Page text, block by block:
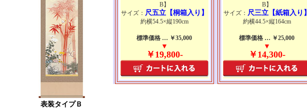
表装タイプＢ
B】
サイズ： 尺五立【桐箱入り】
約横54.5×縦190cm
標準価格 … ￥35,000
▼
￥19,800-
B】
サイズ： 尺三立【紙箱入り】
約横44.5×縦164cm
標準価格 … ￥25,000
▼
￥14,300-